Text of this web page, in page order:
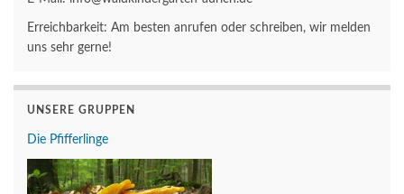
Erreichbarkeit: Am besten anrufen oder schreiben, wir melden
uns sehr gerne!
UNSERE GRUPPEN
Die Pfifferlinge